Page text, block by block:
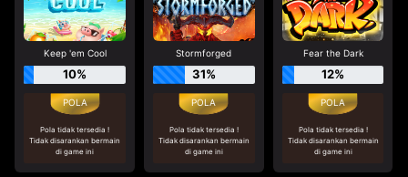
Keep 'em Cool
10%
Pola tidak tersedia !
Tidak disarankan bermain
di game ini
Stormforged
31%
Pola tidak tersedia !
Tidak disarankan bermain
di game ini
Fear the Dark
12%
Pola tidak tersedia !
Tidak disarankan bermain
di game ini